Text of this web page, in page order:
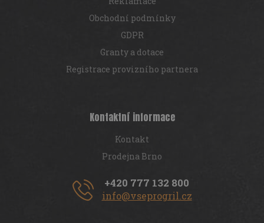
Obchodní podmínky
GDPR
Granty a dotace
Registrace provizního partnera
Kontaktní informace
Kontakt
Prodejna Brno
+420 777 132 800
info@vseprogril.cz